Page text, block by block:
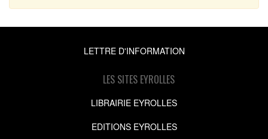
LETTRE D'INFORMATION
LES SITES EYROLLES
LIBRAIRIE EYROLLES
EDITIONS EYROLLES